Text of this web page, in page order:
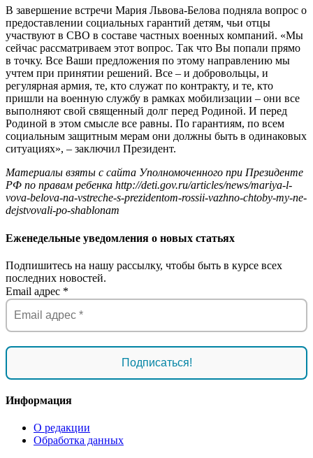
В завершение встречи Мария Львова-Белова подняла вопрос о
предоставлении социальных гарантий детям, чьи отцы
участвуют в СВО в составе частных военных компаний. «Мы
сейчас рассматриваем этот вопрос. Так что Вы попали прямо
в точку. Все Ваши предложения по этому направлению мы
учтем при принятии решений. Все – и добровольцы, и
регулярная армия, те, кто служат по контракту, и те, кто
пришли на военную службу в рамках мобилизации – они все
выполняют свой священный долг перед Родиной. И перед
Родиной в этом смысле все равны. По гарантиям, по всем
социальным защитным мерам они должны быть в одинаковых
ситуациях», – заключил Президент.
Материалы взяты с сайта Уполномоченного при Президенте
РФ по правам ребенка http://deti.gov.ru/articles/news/mariya-l-
vova-belova-na-vstreche-s-prezidentom-rossii-vazhno-chtoby-my-ne-
dejstvovali-po-shablonam
Еженедельные уведомления о новых статьях
Подпишитесь на нашу рассылку, чтобы быть в курсе всех
последних новостей.
Email адрес *
Информация
О редакции
Обработка данных